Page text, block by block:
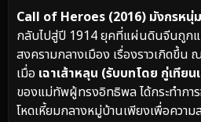
Call of Heroes (2016) มังกรหนุ่
กลับไปสู่ปี 1914 ยุคที่แผ่นดินจีนถูก
สงครามกลางเมือง เรื่องราวเกิดขึ้
เมื่อ เฉาเส้าหลุน (รับบทโดย กู่เทียน
ของแม่ทัพผู้ทรงอิทธิพล ได้กระทำกา
โหดเหี้ยมกลางหมู่บ้านเพียงเพื่อควา